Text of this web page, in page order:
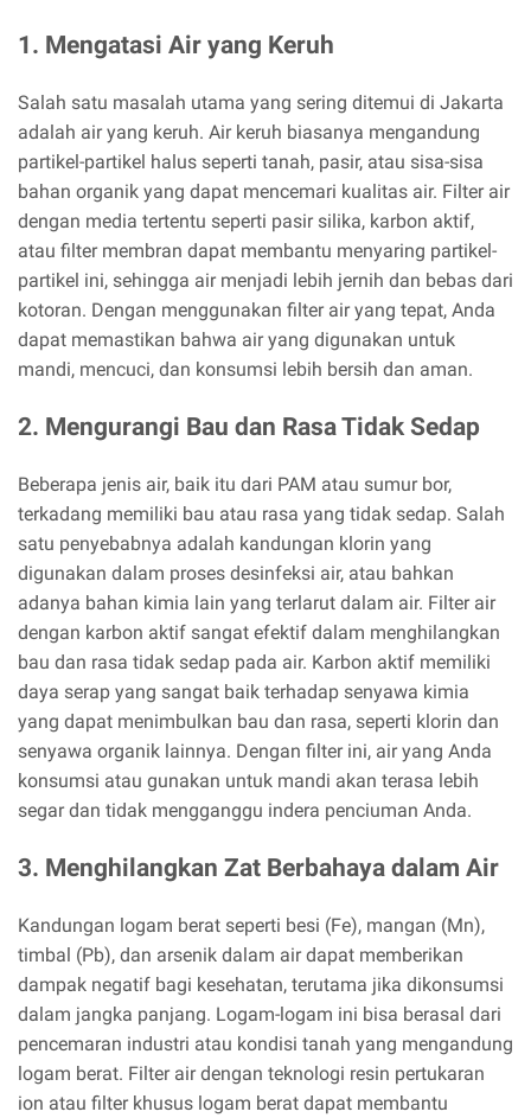
1. Mengatasi Air yang Keruh
Salah satu masalah utama yang sering ditemui di Jakarta
adalah air yang keruh. Air keruh biasanya mengandung
partikel-partikel halus seperti tanah, pasir, atau sisa-sisa
bahan organik yang dapat mencemari kualitas air. Filter air
dengan media tertentu seperti pasir silika, karbon aktif,
atau filter membran dapat membantu menyaring partikel-
partikel ini, sehingga air menjadi lebih jernih dan bebas dari
kotoran. Dengan menggunakan filter air yang tepat, Anda
dapat memastikan bahwa air yang digunakan untuk
mandi, mencuci, dan konsumsi lebih bersih dan aman.
2. Mengurangi Bau dan Rasa Tidak Sedap
Beberapa jenis air, baik itu dari PAM atau sumur bor,
terkadang memiliki bau atau rasa yang tidak sedap. Salah
satu penyebabnya adalah kandungan klorin yang
digunakan dalam proses desinfeksi air, atau bahkan
adanya bahan kimia lain yang terlarut dalam air. Filter air
dengan karbon aktif sangat efektif dalam menghilangkan
bau dan rasa tidak sedap pada air. Karbon aktif memiliki
daya serap yang sangat baik terhadap senyawa kimia
yang dapat menimbulkan bau dan rasa, seperti klorin dan
senyawa organik lainnya. Dengan filter ini, air yang Anda
konsumsi atau gunakan untuk mandi akan terasa lebih
segar dan tidak mengganggu indera penciuman Anda.
3. Menghilangkan Zat Berbahaya dalam Air
Kandungan logam berat seperti besi (Fe), mangan (Mn),
timbal (Pb), dan arsenik dalam air dapat memberikan
dampak negatif bagi kesehatan, terutama jika dikonsumsi
dalam jangka panjang. Logam-logam ini bisa berasal dari
pencemaran industri atau kondisi tanah yang mengandung
logam berat. Filter air dengan teknologi resin pertukaran
ion atau filter khusus logam berat dapat membantu